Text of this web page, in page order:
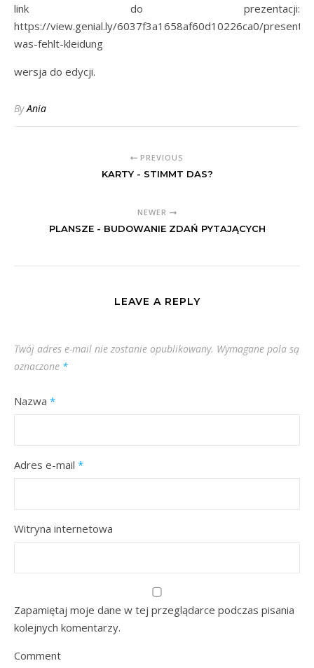
link do prezentacji:
https://view.genial.ly/6037f3a1658af60d10226ca0/
was-fehlt-kleidung
wersja do edycji.
ByAnia
PREVIOUS
KARTY - STIMMT DAS?
NEWER
PLANSZE - BUDOWANIE ZDAŃ PYTAJĄCYCH
LEAVE A REPLY
Twój adres e-mail nie zostanie opublikowany. Wymagane pola są
oznaczone *
Nazwa *
Adres e-mail *
Witryna internetowa
Zapamiętaj moje dane w tej przeglądarce podczas pisania
kolejnych komentarzy.
Comment